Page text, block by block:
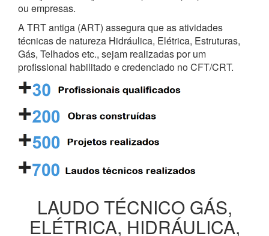
ou empresas.
A TRT antiga (ART) assegura que as atividades
técnicas de natureza Hidráulica, Elétrica, Estruturas,
Gás, Telhados etc., sejam realizadas por um
profissional habilitado e credenciado no CFT/CRT.
LAUDO TÉCNICO GÁS,
ELÉTRICA, HIDRÁULICA,